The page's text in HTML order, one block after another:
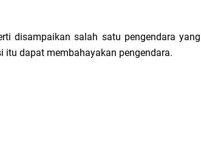
disampaikan salah satu pengendara yang
dapat membahayakan pengendara.